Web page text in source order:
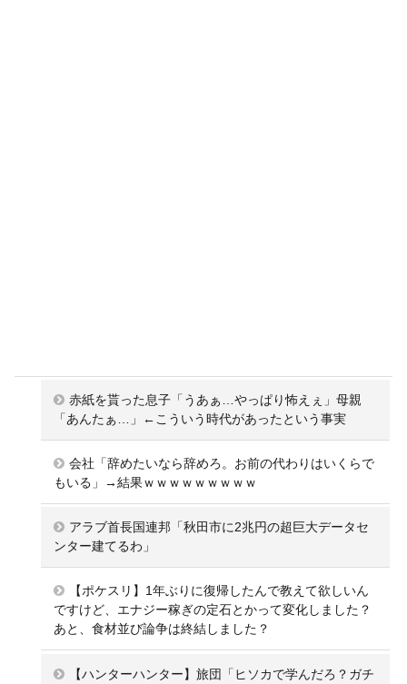
赤紙を貰った息子「うあぁ…やっぱり怖えぇ」母親
「あんたぁ…」←こういう時代があったという事実
会社「辞めたいなら辞めろ。お前の代わりはいくらで
もいる」→結果ｗｗｗｗｗｗｗｗｗ
アラブ首長国連邦「秋田市に2兆円の超巨大データセ
ンター建てるわ」
【ポケスリ】1年ぶりに復帰したんで教えて欲しいん
ですけど、エナジー稼ぎの定石とかって変化しました？
あと、食材並び論争は終結しました？
【ハンターハンター】旅団「ヒソカで学んだろ？ガチ